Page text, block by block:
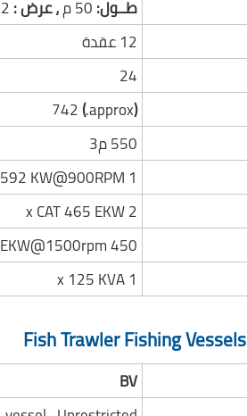
طــول:50 م ، عرض :
12 عقدة
24
(
approx.
)
742
550 م3
1 x 1592 KW@900RPM
2 x CAT 465 EKW
450 EKW@1500rpm
1 x 125 KVA
Fish Trawler Fishing Vessels
BV